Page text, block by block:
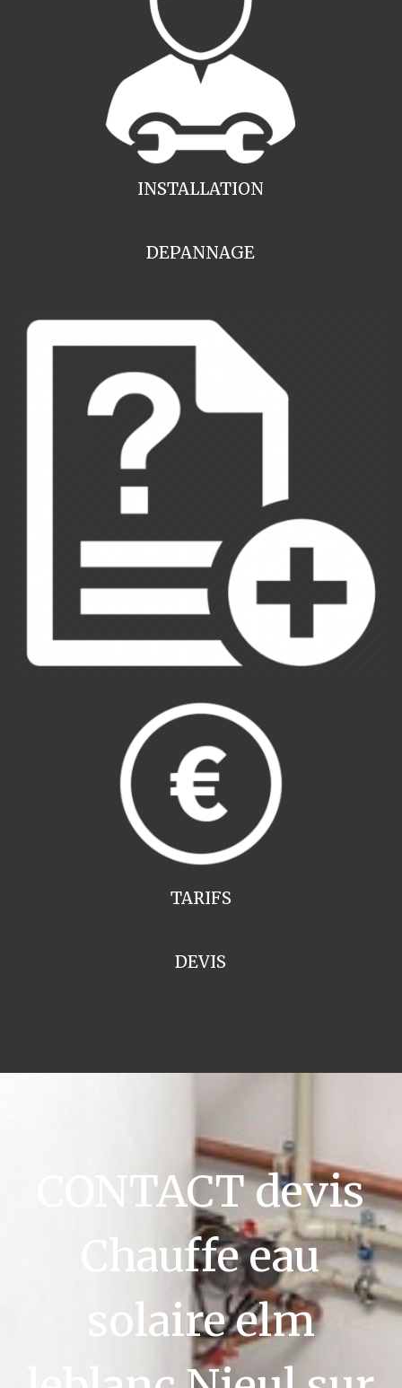
INSTALLATION
DEPANNAGE
TARIFS
DEVIS
CONTACT devis
Chauffe eau
solaire elm